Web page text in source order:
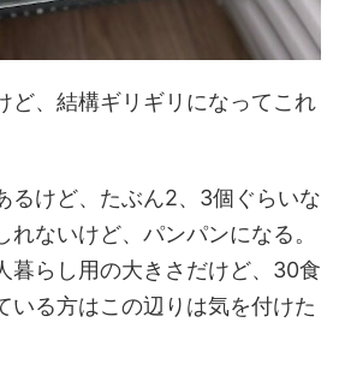
ど、結構ギリギリになってこれ
るけど、たぶん2、3個ぐらいな
れないけど、パンパンになる。
暮らし用の大きさだけど、30食
いる方はこの辺りは気を付けた